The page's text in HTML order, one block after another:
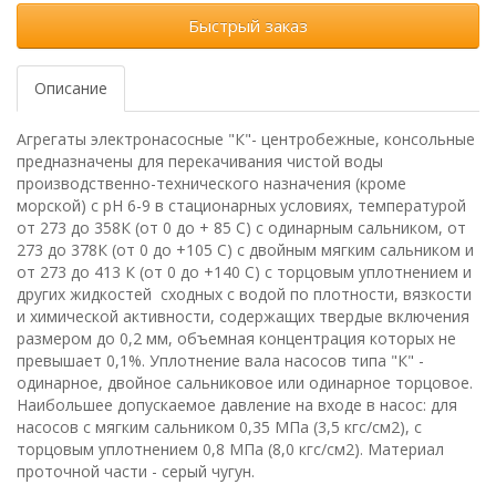
Быстрый заказ
Описание
Агрегаты электронасосные "К"- центробежные, консольные
предназначены для перекачивания чистой воды
производственно-технического назначения (кроме
морской) с рН 6-9 в стационарных условиях, температурой
от 273 до 358К (от 0 до + 85 С) с одинарным сальником, от
273 до 378К (от 0 до +105 С) с двойным мягким сальником и
от 273 до 413 К (от 0 до +140 С) с торцовым уплотнением и
других жидкостей сходных с водой по плотности, вязкости
и химической активности, содержащих твердые включения
размером до 0,2 мм, объемная концентрация которых не
превышает 0,1%. Уплотнение вала насосов типа "К" -
одинарное, двойное сальниковое или одинарное торцовое.
Наибольшее допускаемое давление на входе в насос: для
насосов с мягким сальником 0,35 МПа (3,5 кгс/см2), с
торцовым уплотнением 0,8 МПа (8,0 кгс/см2). Материал
проточной части - серый чугун.